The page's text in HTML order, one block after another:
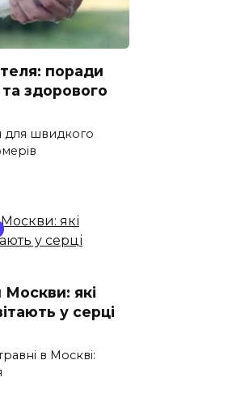
поради
здорового
для швидкого
Москви: які
у серці
в Москві: